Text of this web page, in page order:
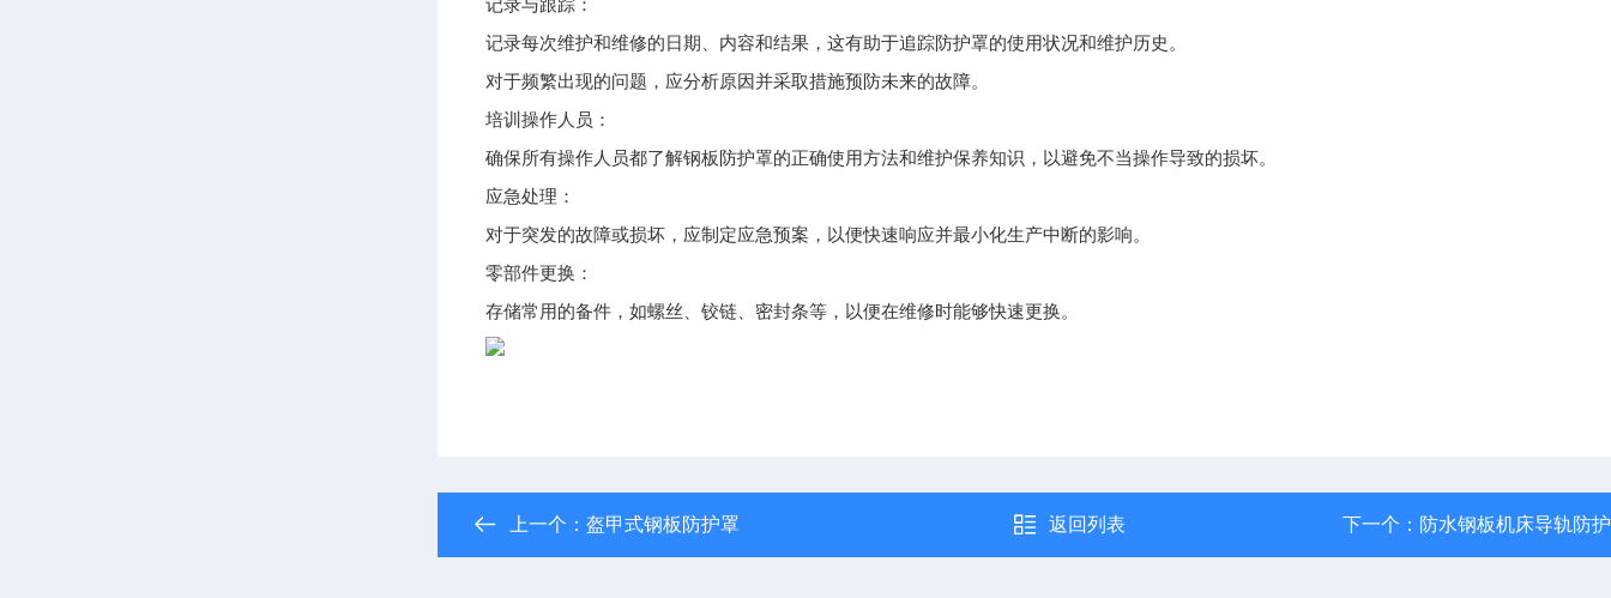
记录与跟踪：
记录每次维护和维修的日期、内容和结果，这有助于追踪防护罩的使用状况和维护历史。
对于频繁出现的问题，应分析原因并采取措施预防未来的故障。
培训操作人员：
确保所有操作人员都了解钢板防护罩的正确使用方法和维护保养知识，以避免不当操作导致的损坏。
应急处理：
对于突发的故障或损坏，应制定应急预案，以便快速响应并最小化生产中断的影响。
零部件更换：
存储常用的备件，如螺丝、铰链、密封条等，以便在维修时能够快速更换。
上一个： 盔甲式钢板防护罩 返回列表 下一个： 防水钢板机床导轨防